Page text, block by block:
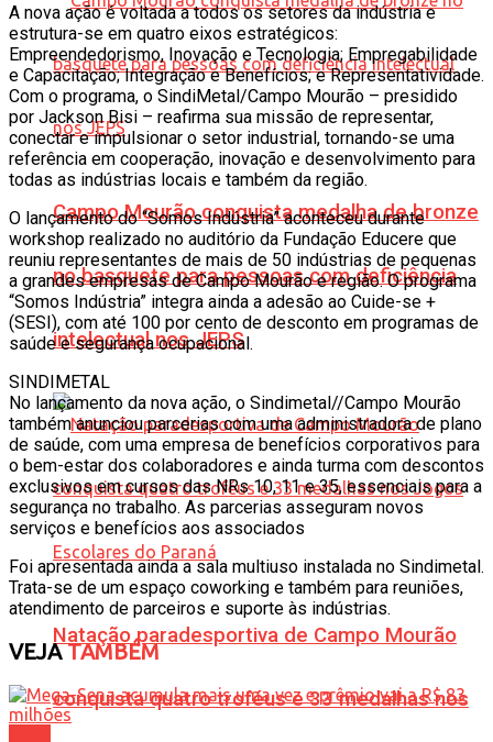
Campo Mourão conquista medalha de bronze
no basquete para pessoas com deficiência
intelectual nos JEPS
Natação paradesportiva de Campo Mourão
conquista quatro troféus e 33 medalhas nos
A nova ação é voltada a todos os setores da indústria e
estrutura-se em quatro eixos estratégicos:
Empreendedorismo, Inovação e Tecnologia; Empregabilidade
e Capacitação; Integração e Benefícios; e Representatividade.
Com o programa, o SindiMetal/Campo Mourão – presidido
por Jackson Bisi – reafirma sua missão de representar,
conectar e impulsionar o setor industrial, tornando-se uma
referência em cooperação, inovação e desenvolvimento para
todas as indústrias locais e também da região.
O lançamento do “Somos Indústria” aconteceu durante
workshop realizado no auditório da Fundação Educere que
reuniu representantes de mais de 50 indústrias de pequenas
a grandes empresas de Campo Mourão e região. O programa
“Somos Indústria” integra ainda a adesão ao Cuide-se +
(SESI), com até 100 por cento de desconto em programas de
saúde e segurança ocupacional.
SINDIMETAL
No lançamento da nova ação, o Sindimetal//Campo Mourão
também anunciou parcerias com uma administradora de plano
de saúde, com uma empresa de benefícios corporativos para
o bem-estar dos colaboradores e ainda turma com descontos
exclusivos em cursos das NRs 10, 11 e 35, essenciais para a
segurança no trabalho. As parcerias asseguram novos
serviços e benefícios aos associados
Foi apresentada ainda a sala multiuso instalada no Sindimetal.
Trata-se de um espaço coworking e também para reuniões,
atendimento de parceiros e suporte às indústrias.
VEJATAMBÉM